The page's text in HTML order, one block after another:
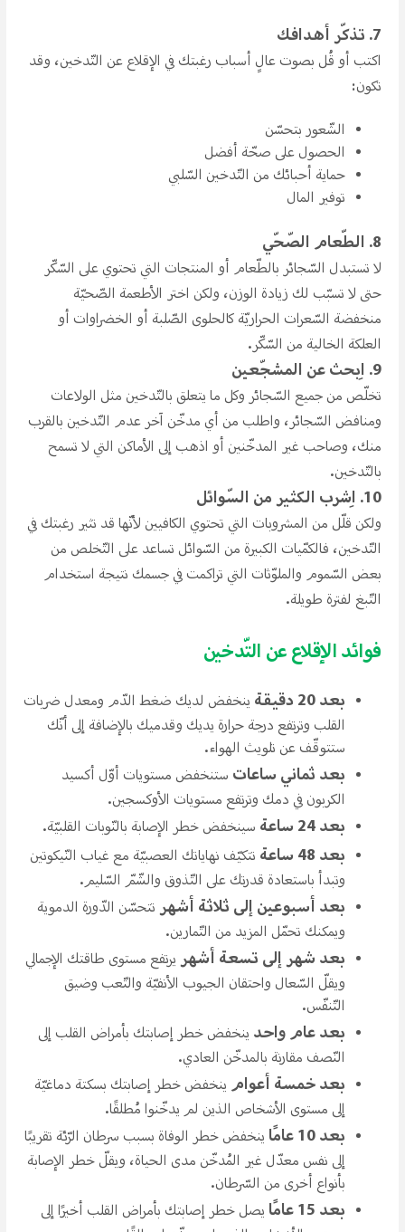
7. تذكّر أهدافك
اكتب أو قُل بصوت عالٍ أسباب رغبتك في الإقلاع عن التّدخين، وقد
تكون:
الشّعور بتحسّن
الحصول على صحّة أفضل
حماية أحبائك من التّدخين السّلبي
توفير المال
8. الطّعام الصّحّي
لا تستبدل السّجائر بالطّعام أو المنتجات التي تحتوي على السّكّر
حتى لا تسبّب لك زيادة الوزن، ولكن اختر الأطعمة الصّحيّة
منخفضة السّعرات الحراريّة كالحلوى الصّلبة أو الخضراوات أو
العلكة الخالية من السّكّر.
9. اِبحث عن المشجّعين
تخلّص من جميع السّجائر وكل ما يتعلق بالتّدخين مثل الولاعات
ومنافض السّجائر، واطلب من أي مدخّن آخر عدم التّدخين بالقرب
منك، وصاحب غير المدخّنين أو اذهب إلى الأماكن التي لا تسمح
بالتّدخين.
10. اِشرب الكثير من السّوائل
ولكن قلّل من المشروبات التي تحتوي الكافيين لأنّها قد تثير رغبتك في
التّدخين، فالكمّيات الكبيرة من السّوائل تساعد على التّخلص من
بعض السّموم والملوّثات التي تراكمت في جسمك نتيجة استخدام
التّبغ لفترة طويلة.
فوائد الإقلاع عن التّدخين
بعد 20 دقيقة
ينخفض لديك ​​ضغط الدّم ومعدل ضربات
القلب وترتفع درجة حرارة يديك وقدميك بالإضافة إلى أنّك
ستتوقّف عن تلويث الهواء.
بعد ثماني ساعات ستنخفض مستويات أوّل أكسيد
الكربون في دمك وترتفع مستويات الأوكسجين.
بعد 24 ساعة سينخفض ​​خطر الإصابة بالنّوبات القلبيّة.
بعد 48 ساعة
تتكيّف نهاياتك العصبيّة مع غياب النّيكوتين
وتبدأ باستعادة قدرتك على التّذوق والشّمّ السّليم.
بعد أسبوعين إلى ثلاثة أشهر تتحسّن الدّورة الدموية
ويمكنك تحمّل المزيد من التّمارين.
بعد شهر إلى تسعة أشهر يرتفع مستوى طاقتك الإجمالي
ويقلّ السّعال واحتقان الجيوب الأنفيّة والتّعب وضيق
التّنفّس.
بعد عام واحد ينخفض ​​خطر إصابتك بأمراض القلب إلى
النّصف مقارنة بالمدخّن العادي.
بعد خمسة أعوام ينخفض ​​خطر إصابتك بسكتة دماغيّة
إلى مستوى الأشخاص الذين لم يدخّنوا مُطلقًا.
بعد 10 عامًا
ينخفض ​​خطر الوفاة بسبب سرطان الرّئة تقريبًا
إلى نفس معدّل غير المُدخّن مدى الحياة، ويقلّ خطر الإصابة
بأنواع أخرى من السّرطان.
بعد 15 عامًا
يصل خطر إصابتك بأمراض القلب أخيرًا إلى